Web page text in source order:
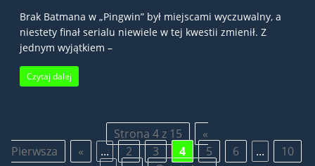
Brak Batmana w „Pingwin” był miejscami wyczuwalny, a
niestety finał serialu niewiele w tej kwestii zmienił. Z
jednym wyjątkiem –
Czytaj dalej
Strona 4 z 15
«
Pierwsza
« ... 2 3 4 5 6 ...
10